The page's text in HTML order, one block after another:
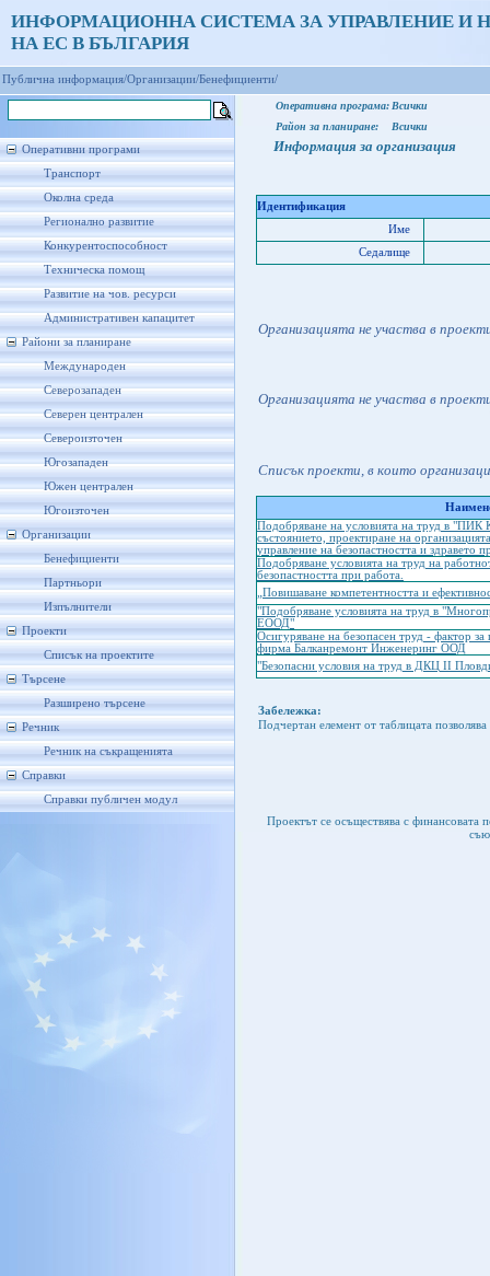
ИНФОРМАЦИОННА СИСТЕМА ЗА УПРАВЛЕНИЕ И
НА ЕС В БЪЛГАРИЯ
Публична информация/Организации/Бенефициенти/
Оперативни програми
Транспорт
Околна среда
Регионално развитие
Конкурентоспособност
Техническа помощ
Развитие на чов. ресурси
Административен капацитет
Райони за планиране
Международен
Северозападен
Северен централен
Североизточен
Югозападен
Южен централен
Югоизточен
Организации
Бенефициенти
Партньори
Изпълнители
Проекти
Списък на проектите
Търсене
Разширено търсене
Речник
Речник на съкращенията
Справки
Справки публичен модул
Оперативна програма: Всички
Район за планиране:
Всички
Информация за организация
Идентификация
Име
Седалище
Организацията не участва в
Организацията не участва в
Списък проекти, в които
Подобряване на условията на труд в "ПИК
състоянието, проектиране на
управление на безопастността и здравето
Подобряване условията на труд на
безопастността при работа.
„Повишаване компетентността и
"Подобряване условията на труд в
ЕООД"
Осигуряване на безопасен труд - фактор
фирма Балканремонт Инженеринг ООД
"Безопасни условия на труд в ДКЦ II
Забележка:
Подчертан елемент от таблицата
Проектът се осъществява с финансовата